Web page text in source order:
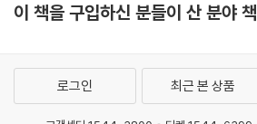
이 책을 구입하신 분들이 산 분야 책
로그인 최근 본 상품